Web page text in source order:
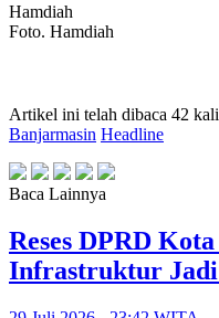
Hamdiah
Foto. Hamdiah
Artikel ini telah dibaca 42 kali
Banjarmasin Headline
Baca Lainnya
Reses DPRD
Infrastruktur Jadi